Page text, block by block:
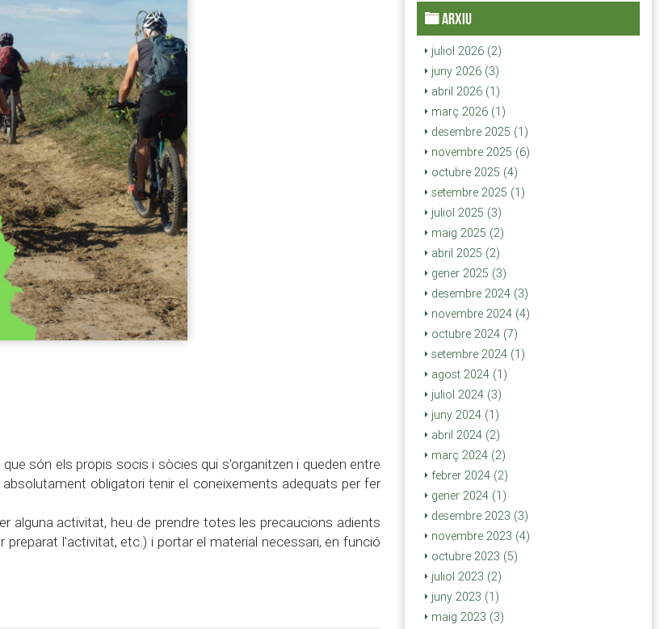
són els propis socis i sòcies qui s'organitzen i queden entre
obligatori tenir el coneixements adequats per fer
alguna activitat, heu de prendre totes les precaucions adients
l'activitat, etc.) i portar el material necessari, en funció
ARXIU
juliol 2026 (2)
juny 2026 (3)
abril 2026 (1)
març 2026 (1)
desembre 2025 (1)
novembre 2025 (6)
octubre 2025 (4)
setembre 2025 (1)
juliol 2025 (3)
maig 2025 (2)
abril 2025 (2)
gener 2025 (3)
desembre 2024 (3)
novembre 2024 (4)
octubre 2024 (7)
setembre 2024 (1)
agost 2024 (1)
juliol 2024 (3)
juny 2024 (1)
abril 2024 (2)
març 2024 (2)
febrer 2024 (2)
gener 2024 (1)
desembre 2023 (3)
novembre 2023 (4)
octubre 2023 (5)
juliol 2023 (2)
juny 2023 (1)
maig 2023 (3)